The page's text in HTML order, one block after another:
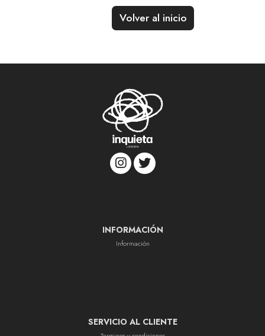
Volver al inicio
INFORMACIÓN
Información
SERVICIO AL CLIENTE